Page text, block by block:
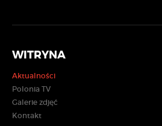
WITRYNA
Aktualności
Polonia TV
Galerie zdjęć
Kontakt